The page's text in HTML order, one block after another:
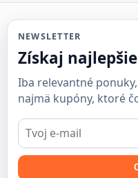
NEWSLETTER
Získaj
Iba relevantné
najmä kupóny, ktoré
E-
mail